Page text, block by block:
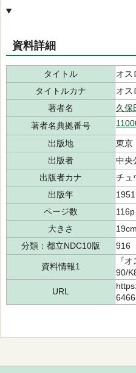
資料詳細
タイトル
オス
タイトルカナ
オス
著者名
久保
著者名典拠番号
出版地
東京
出版者
中央
出版者カナ
チュ
出版年
1951
ページ数
116p
大きさ
19cm
分類：都立NDC10版
916
資料情報1
『
90/
URL